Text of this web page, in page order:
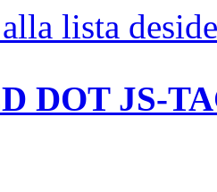
lista
DOT JS-